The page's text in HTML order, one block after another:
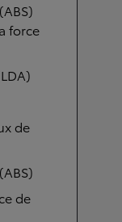
force
de
de